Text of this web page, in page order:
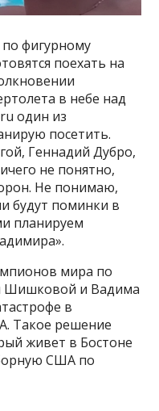
фигурному
поехать на
в небе над
один из
посетить.
Геннадий Дубро,
не понятно,
Не понимаю,
будут поминки в
планируем
мира по
Шишковой и Вадима
в
Такое решение
живет в Бостоне
США по